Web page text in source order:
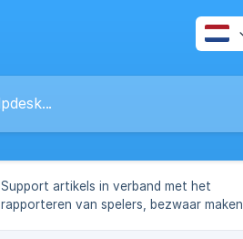
Support artikels in verband met het
rapporteren van spelers, bezwaar maken